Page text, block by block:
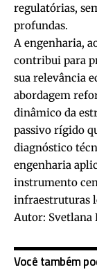
regulatórias,
profundas.
A engenharia,
contribui para
sua relevância
abordagem
dinâmico da
passivo rígido
diagnóstico
engenharia
instrumento
infraestruturas
Autor: Svetlana
Você também